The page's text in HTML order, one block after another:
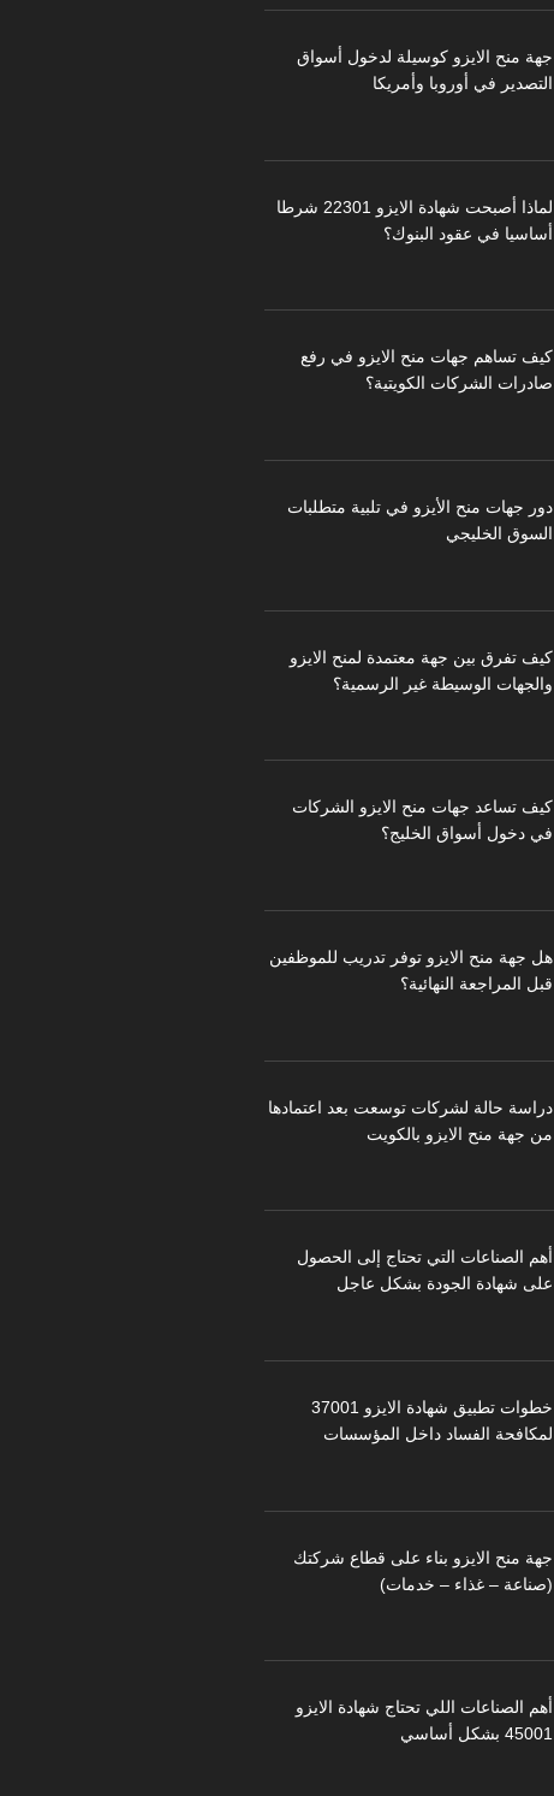
جهة منح الايزو كوسيلة لدخول أسواق
التصدير في أوروبا وأمريكا
لماذا أصبحت شهادة الايزو 22301 شرطا
أساسيا في عقود البنوك؟
كيف تساهم جهات منح الايزو في رفع
صادرات الشركات الكويتية؟
دور جهات منح الأيزو في تلبية متطلبات
السوق الخليجي
كيف تفرق بين جهة معتمدة لمنح الايزو
والجهات الوسيطة غير الرسمية؟
كيف تساعد جهات منح الايزو الشركات
في دخول أسواق الخليج؟
هل جهة منح الايزو توفر تدريب للموظفين
قبل المراجعة النهائية؟
دراسة حالة لشركات توسعت بعد اعتمادها
من جهة منح الايزو بالكويت
أهم الصناعات التي تحتاج إلى الحصول
على شهادة الجودة بشكل عاجل
خطوات تطبيق شهادة الايزو 37001
لمكافحة الفساد داخل المؤسسات
جهة منح الايزو بناء على قطاع شركتك
(صناعة – غذاء – خدمات)
أهم الصناعات اللي تحتاج شهادة الايزو
45001 بشكل أساسي